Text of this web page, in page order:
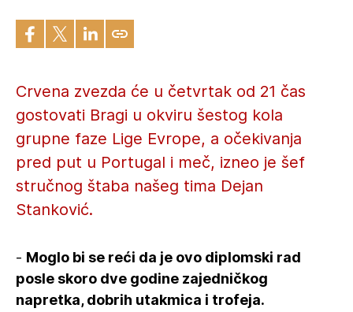
Crvena zvezda će u četvrtak od 21 čas
gostovati Bragi u okviru šestog kola
grupne faze Lige Evrope, a očekivanja
pred put u Portugal i meč, izneo je šef
stručnog štaba našeg tima Dejan
Stanković.
- Moglo bi se reći da je ovo diplomski rad
posle skoro dve godine zajedničkog
napretka, dobrih utakmica i trofeja.